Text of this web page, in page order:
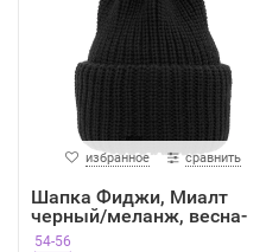
избранное сравнить
Шапка Фиджи, Миалт
черный/меланж, весна-
осень
54-56